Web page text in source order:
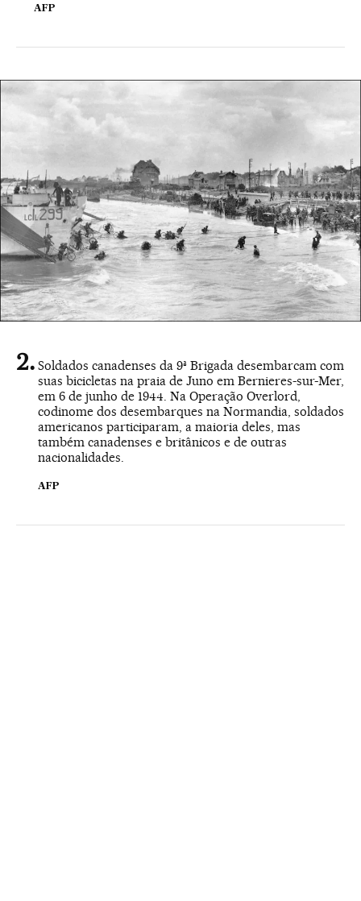
AFP
Soldados canadenses da 9ª Brigada desembarcam com
suas bicicletas na praia de Juno em Bernieres-sur-Mer,
em 6 de junho de 1944. Na Operação Overlord,
codinome dos desembarques na Normandia, soldados
americanos participaram, a maioria deles, mas
também canadenses e britânicos e de outras
nacionalidades.
AFP